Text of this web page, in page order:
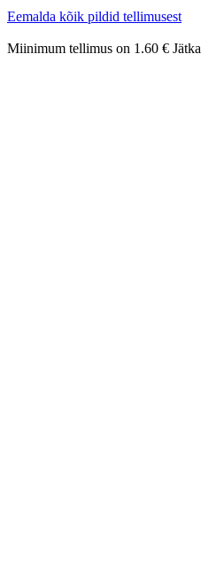
Eemalda kõik pildid tellimusest
Miinimum tellimus on 1.60 € Jätka